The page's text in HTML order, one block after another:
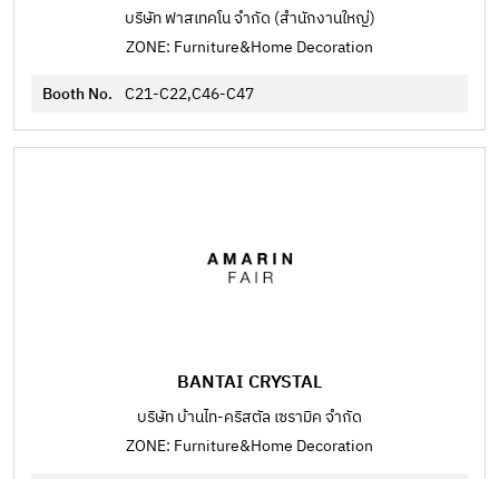
บริษัท ฟาสเทคโน จำกัด (สำนักงานใหญ่)
ZONE: Furniture&Home Decoration
Booth No. C21-C22,C46-C47
BANTAI CRYSTAL
บริษัท บ้านไท-คริสตัล เซรามิค จำกัด
ZONE: Furniture&Home Decoration